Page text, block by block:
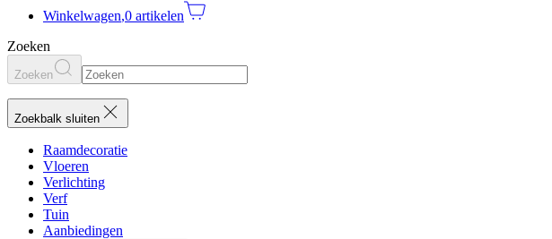
Winkelwagen,0 artikelen
Zoeken
Zoeken
Zoekbalk sluiten
Raamdecoratie
Vloeren
Verlichting
Verf
Tuin
Aanbiedingen